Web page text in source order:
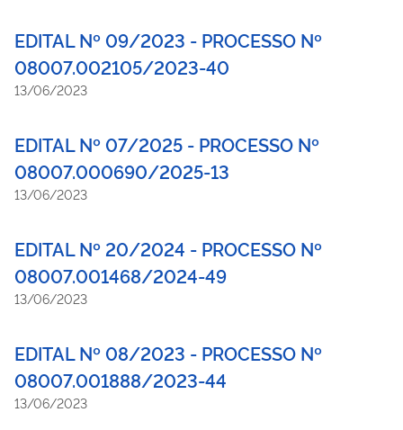
investigações, patrulhamentos ostensivos e operações das
polícias, do Corpo de Bombeiros Militar, da Defesa Civil e da
perícia criminal.
EDITAL Nº 09/2023 - PROCESSO Nº
08007.002105/2023-40
13/06/2023
EDITAL Nº 07/2025 - PROCESSO Nº
08007.000690/2025-13
13/06/2023
EDITAL Nº 20/2024 - PROCESSO Nº
08007.001468/2024-49
13/06/2023
EDITAL Nº 08/2023 - PROCESSO Nº
08007.001888/2023-44
13/06/2023